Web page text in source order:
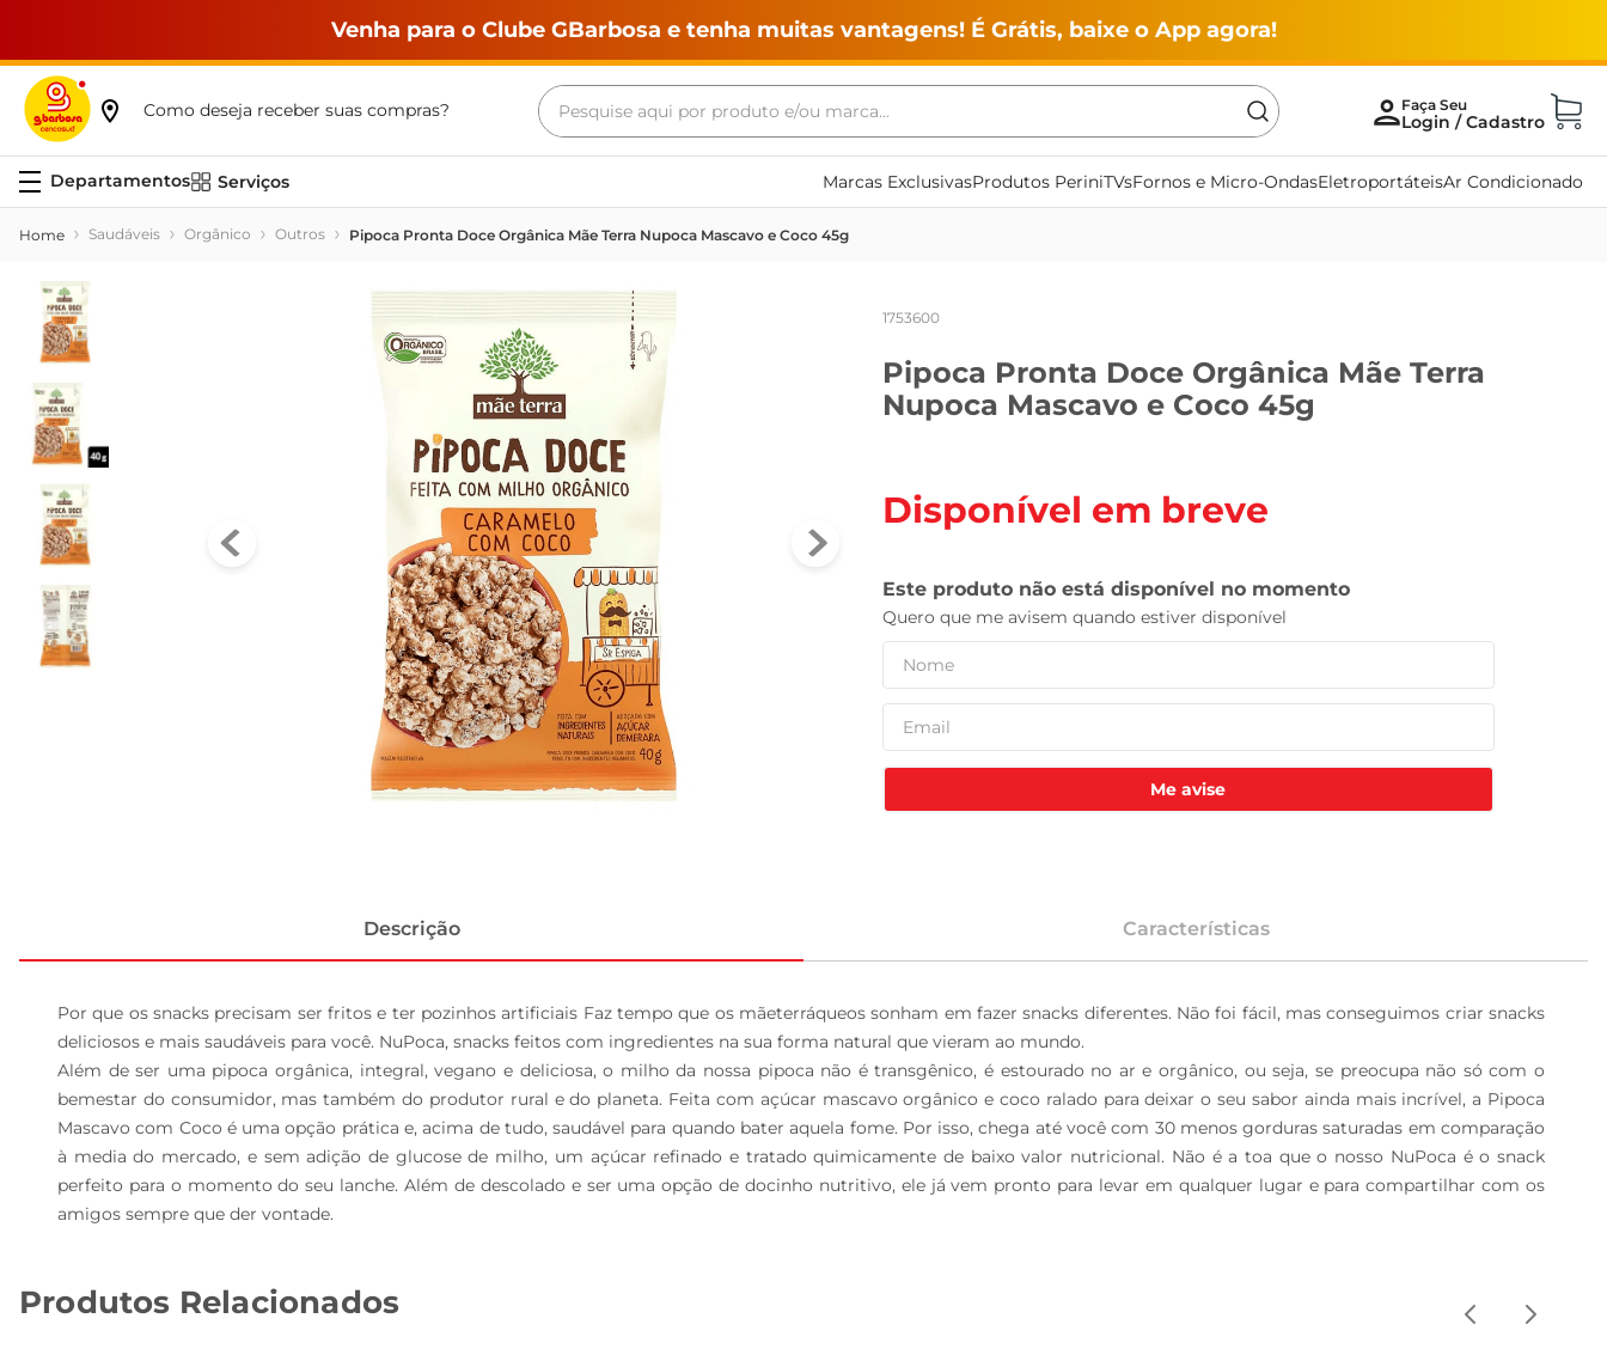
Venha para o Clube GBarbosa e tenha muitas vantagens! É Grátis, baixe o App agora!
Como deseja receber suas compras?
Pesquise aqui por produto e/ou marca...
Serviços Marcas ExclusivasProdutos PeriniTVsFornos e Micro-OndasEletroportáteisAr Condicionado
Saudáveis Orgânico Outros Pipoca Pronta Doce Orgânica Mãe Terra Nupoca Mascavo e Coco 45g
1753600
Pipoca Pronta Doce Orgânica Mãe Terra
Nupoca Mascavo e Coco 45g
Disponível em breve
Me avise
Descrição Características
Por que os snacks precisam ser fritos e ter pozinhos artificiais Faz tempo que os mãeterráqueos sonham em fazer snacks diferentes. Não foi fácil, mas conseguimos criar snacks
deliciosos e mais saudáveis para você. NuPoca, snacks feitos com ingredientes na sua forma natural que vieram ao mundo.
Além de ser uma pipoca orgânica, integral, vegano e deliciosa, o milho da nossa pipoca não é transgênico, é estourado no ar e orgânico, ou seja, se preocupa não só com o
bemestar do consumidor, mas também do produtor rural e do planeta. Feita com açúcar mascavo orgânico e coco ralado para deixar o seu sabor ainda mais incrível, a Pipoca
Mascavo com Coco é uma opção prática e, acima de tudo, saudável para quando bater aquela fome. Por isso, chega até você com 30 menos gorduras saturadas em comparação
à media do mercado, e sem adição de glucose de milho, um açúcar refinado e tratado quimicamente de baixo valor nutricional. Não é a toa que o nosso NuPoca é o snack
perfeito para o momento do seu lanche. Além de descolado e ser uma opção de docinho nutritivo, ele já vem pronto para levar em qualquer lugar e para compartilhar com os
amigos sempre que der vontade.
Produtos Relacionados
Termos mais buscados
maquina lavar
cerveja
vinho
leite
tv
leite pó